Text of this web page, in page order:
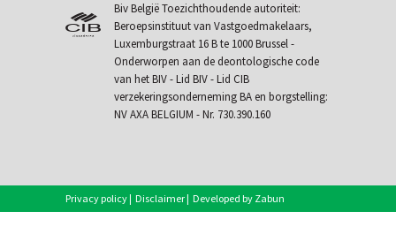
Biv België Toezichthoudende autoriteit:
Beroepsinstituut van Vastgoedmakelaars,
Luxemburgstraat 16 B te 1000 Brussel -
Onderworpen aan de deontologische code
van het BIV- Lid BIV - Lid CIB
verzekeringsonderneming BA en borgstelling:
NV AXA BELGIUM - Nr. 730.390.160
Privacy policy| Disclaimer| Developed by Zabun